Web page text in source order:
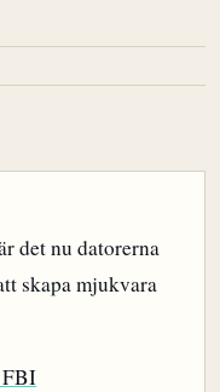
det nu datorerna
skapa mjukvara